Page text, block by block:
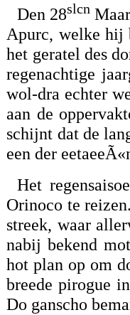
Den 28slcn
Apurc, welke hij
het geratel des
regenachtige
wol-dra echter
aan de
schijnt dat de
een der
Het
Orinoco te
streek, waar
nabij bekend
hot plan op om
breede pirogue
Do ganscho